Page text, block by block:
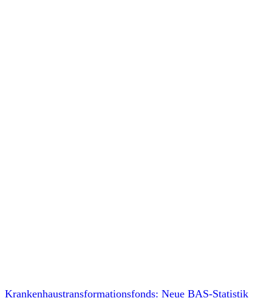
Krankenhaustransformationsfonds: Neue BAS-Statistik